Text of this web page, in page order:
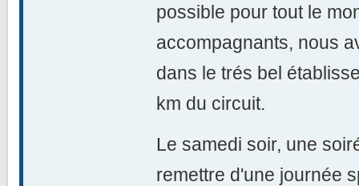
possible pour tout le
accompagnants, nous
dans le trés bel
km du circuit.
Le samedi soir, une
remettre d'une journée